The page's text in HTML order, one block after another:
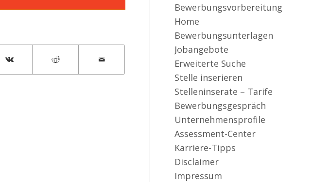
Bewerbungsvorbereitung
Home
Bewerbungsunterlagen
Jobangebote
Erweiterte Suche
Stelle inserieren
Stelleninserate – Tarife
Bewerbungsgespräch
Unternehmensprofile
Assessment-Center
Karriere-Tipps
Disclaimer
Impressum